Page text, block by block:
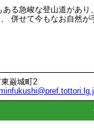
る急峻な登山道があ
併せて今もなお自然
巌城町2